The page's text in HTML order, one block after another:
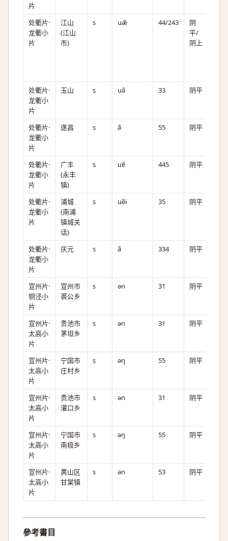
片
处衢片·
龙衢小
片
江山
(江山
市)
s uæ̃ 44/243
阴
平/
阴上
处衢片·
龙衢小
片
玉山 s uə̃ 33 阴平
处衢片·
龙衢小
片
遂昌 s ə̃ 55 阴平
处衢片·
龙衢小
片
广丰
(永丰
镇)
s uɐ̃ 445 阴平
处衢片·
龙衢小
片
浦城
(南浦
镇城关
话)
s uẽi 35 阴平
处衢片·
龙衢小
片
庆元 s ã 334 阴平
宣州片·
铜泾小
片
宣州市
裘公乡
s ən 31 阴平
宣州片·
太高小
片
贵池市
茅坦乡
s ən 31 阴平
宣州片·
太高小
片
宁国市
庄村乡
s əŋ 55 阴平
宣州片·
太高小
片
贵池市
灌口乡
s ən 31 阴平
宣州片·
太高小
片
宁国市
南极乡
s əŋ 55 阴平
宣州片·
太高小
片
黄山区
甘棠镇
s ən 53 阴平
參考書目